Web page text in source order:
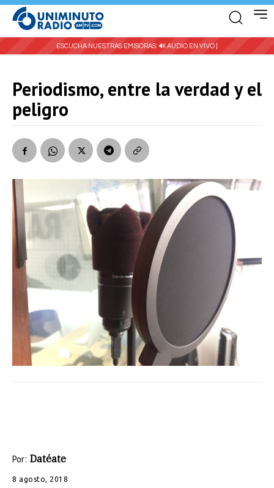
ESCUCHA NUESTRAS EMISORAS: 🔊 AUDIO EN VIVO |
Periodismo, entre la verdad y el
peligro
Por: Datéate
8 agosto, 2018